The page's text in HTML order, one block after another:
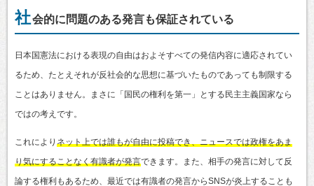
社会的に問題のある発言も保証されている
日本国憲法における表現の自由はおよそすべての発信内容に適応されてい
るため、たとえそれが反社会的な思想に基づいたものであっても制限する
ことはありません。まさに「国民の権利を第一」とする民主主義国家なら
ではの考えです。
これにより ネット上では誰もが自由に投稿でき、ニュースでは政権をあま
り気にすることなく有識者が発言できます。また、相手の発言に対して反
論する権利もあるため、最近では有識者の発言からSNSが炎上することも